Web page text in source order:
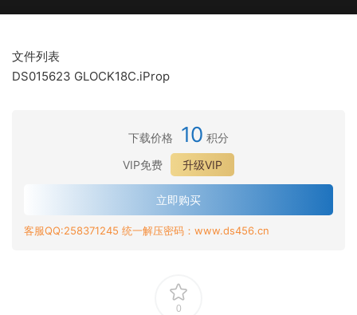
文件列表
DS015623 GLOCK18C.iProp
下载价格 10 积分
VIP免费
升级VIP
立即购买
客服QQ:258371245 统一解压密码：www.ds456.cn
0